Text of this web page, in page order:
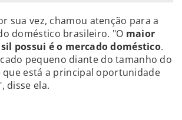
sua vez, chamou atenção para a
doméstico brasileiro. "O maior
possui é o mercado doméstico.
pequeno diante do tamanho do
que está a principal oportunidade
disse ela.